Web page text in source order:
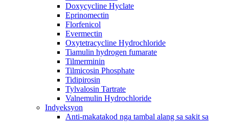
Doxycycline Hyclate
Eprinomectin
Florfenicol
Evermectin
Oxytetracycline Hydrochloride
Tiamulin hydrogen fumarate
Tilmerminin
Tilmicosin Phosphate
Tidipirosin
Tylvalosin Tartrate
Valnemulin Hydrochloride
Indyeksyon
Anti-makatakod nga tambal alang sa sakit sa